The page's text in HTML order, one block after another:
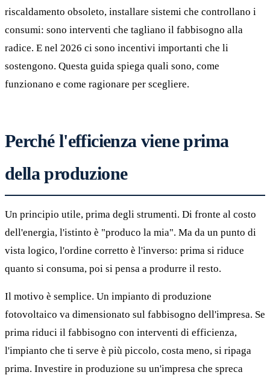
riscaldamento obsoleto, installare sistemi che controllano i
consumi: sono interventi che tagliano il fabbisogno alla
radice. E nel 2026 ci sono incentivi importanti che li
sostengono. Questa guida spiega quali sono, come
funzionano e come ragionare per scegliere.
Perché l'efficienza viene prima
della produzione
Un principio utile, prima degli strumenti. Di fronte al costo
dell'energia, l'istinto è "produco la mia". Ma da un punto di
vista logico, l'ordine corretto è l'inverso: prima si riduce
quanto si consuma, poi si pensa a produrre il resto.
Il motivo è semplice. Un impianto di produzione
fotovoltaico va dimensionato sul fabbisogno dell'impresa. Se
prima riduci il fabbisogno con interventi di efficienza,
l'impianto che ti serve è più piccolo, costa meno, si ripaga
prima. Investire in produzione su un'impresa che spreca